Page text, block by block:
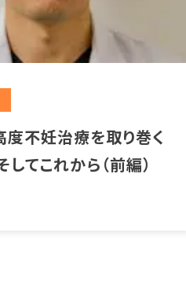
度不妊治療を取り巻く
してこれから（前編）